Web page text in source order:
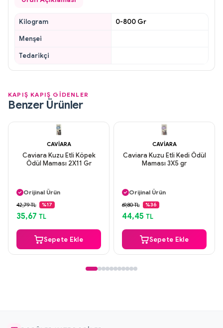
Kilogram
0-800 Gr
Menşei
Tedarikçi
KAPIŞ KAPIŞ GİDENLER
Benzer Ürünler
CAVIARA
Caviara Kuzu Etli Köpek
Ödül Maması 2X11 Gr
Orijinal Ürün
Güvenli Ödeme
Aynı Gün Kargo
42,79 TL %17
35,67 TL
Sepete Ekle
CAVIARA
Caviara Kuzu Etli Kedi Ödül
Maması 3X5 gr
Orijinal Ürün
Güvenli Ödeme
Aynı Gün Kargo
69,80 TL %36
44,45 TL
Sepete Ekle